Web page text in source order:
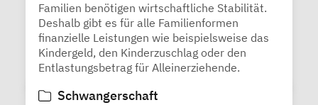
Familien benötigen wirtschaftliche Stabilität.
Deshalb gibt es für alle Familienformen
finanzielle Leistungen wie beispielsweise das
Kindergeld, den Kinderzuschlag oder den
Entlastungsbetrag für Alleinerziehende.
Schwangerschaft